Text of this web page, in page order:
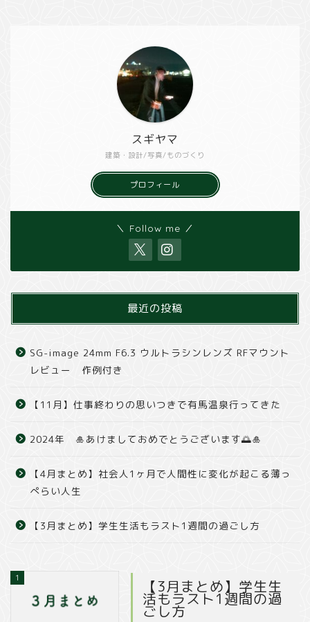
建築・設計/写真/ものづくり
スギヤマ
プロフィール
＼ Follow me ／
最近の投稿
SG-image 24mm F6.3 ウルトラシンレンズ RFマウント
レビュー 作例付き
【11月】仕事終わりの思いつきで有馬温泉行ってきた
2024年 🎍あけましておめでとうございます🌅🎍
【4月まとめ】社会人1ヶ月で人間性に変化が起こる薄っ
ぺらい人生
【3月まとめ】学生生活もラスト1週間の過ごし方
1 【3月まとめ】学生生
活もラスト1週間の過
ごし方